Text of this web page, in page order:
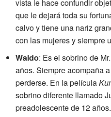
vista le hace confundir
que le dejará toda su
calvo y tiene una nariz
con las mujeres y siempre
Waldo: Es el sobrino de
años. Siempre acompaña
perderse. En la película
sobrino diferente llamado
preadolescente de 12 años.